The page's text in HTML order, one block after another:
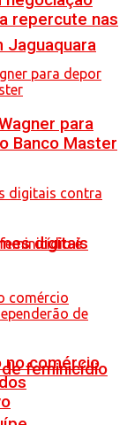
Jaguaquara
feminicídio
repercute nas
para
Banco Master
digitais
no comércio